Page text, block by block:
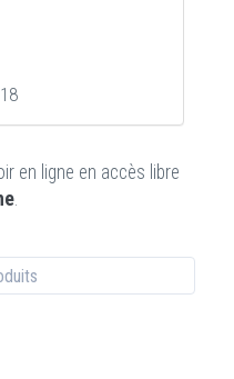
en ligne en accès libre
.